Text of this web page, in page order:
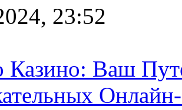
23:52
Казино: Ваш